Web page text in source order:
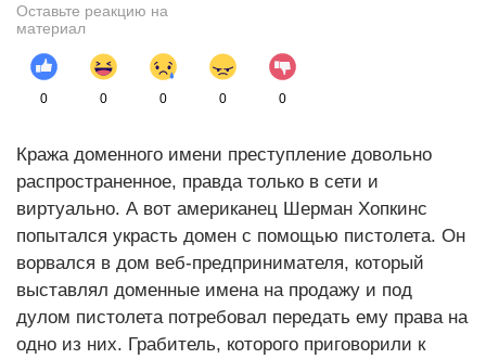
Оставьте реакцию на
материал
0 0 0 0 0
Кража доменного имени преступление довольно
распространенное, правда только в сети и
виртуально. А вот американец Шерман Хопкинс
попытался украсть домен с помощью пистолета. Он
ворвался в дом веб-предпринимателя, который
выставлял доменные имена на продажу и под
дулом пистолета потребовал передать ему права на
одно из них. Грабитель, которого приговорили к